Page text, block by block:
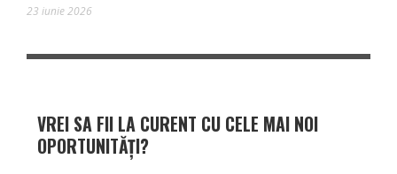
23 iunie 2026
VREI SA FII LA CURENT CU CELE MAI NOI
OPORTUNITĂȚI?